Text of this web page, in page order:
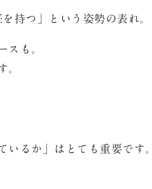
持つ」という姿勢の表れ。
スも。
。
いるか」はとても重要です。